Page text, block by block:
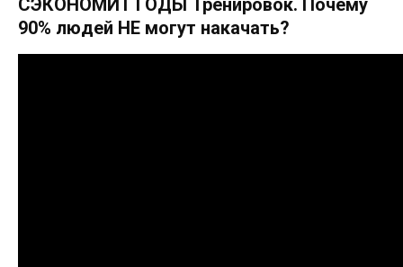
СЭКОНОМИТ ГОДЫ Тренировок. Почему
90% людей НЕ могут накачать?